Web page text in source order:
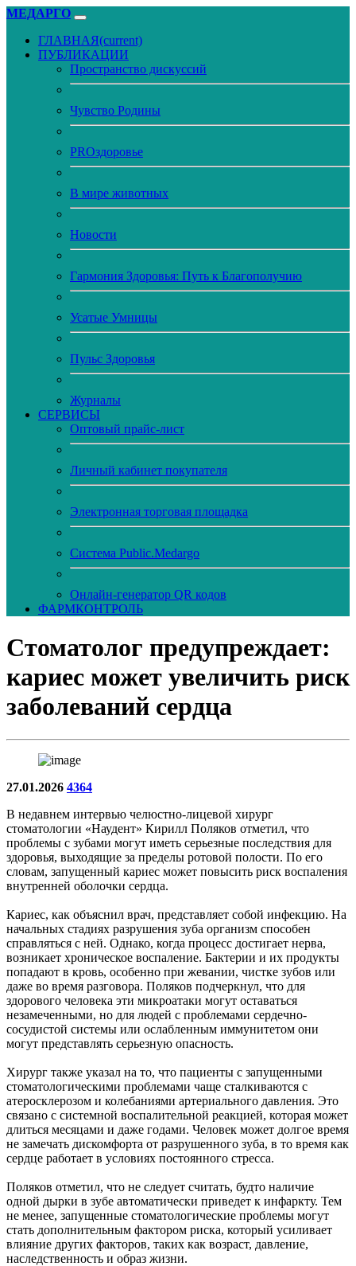
МЕДАРГО
ГЛАВНАЯ(current)
ПУБЛИКАЦИИ
Пространство дискуссий
Чувство Родины
PROздоровье
В мире животных
Новости
Гармония Здоровья: Путь к Благополучию
Усатые Умницы
Пульс Здоровья
Журналы
CЕРВИСЫ
Оптовый прайс-лист
Личный кабинет покупателя
Электронная торговая площадка
Система Public.Medargo
Онлайн-генератор QR кодов
ФАРМКОНТРОЛЬ
Стоматолог предупреждает:
кариес может увеличить риск
заболеваний сердца
27.01.2026 4364
В недавнем интервью челюстно-лицевой хирург
стоматологии «Наудент» Кирилл Поляков отметил, что
проблемы с зубами могут иметь серьезные последствия для
здоровья, выходящие за пределы ротовой полости. По его
словам, запущенный кариес может повысить риск воспаления
внутренней оболочки сердца.
Кариес, как объяснил врач, представляет собой инфекцию. На
начальных стадиях разрушения зуба организм способен
справляться с ней. Однако, когда процесс достигает нерва,
возникает хроническое воспаление. Бактерии и их продукты
попадают в кровь, особенно при жевании, чистке зубов или
даже во время разговора. Поляков подчеркнул, что для
здорового человека эти микроатаки могут оставаться
незамеченными, но для людей с проблемами сердечно-
сосудистой системы или ослабленным иммунитетом они
могут представлять серьезную опасность.
Хирург также указал на то, что пациенты с запущенными
стоматологическими проблемами чаще сталкиваются с
атеросклерозом и колебаниями артериального давления. Это
связано с системной воспалительной реакцией, которая может
длиться месяцами и даже годами. Человек может долгое время
не замечать дискомфорта от разрушенного зуба, в то время как
сердце работает в условиях постоянного стресса.
Поляков отметил, что не следует считать, будто наличие
одной дырки в зубе автоматически приведет к инфаркту. Тем
не менее, запущенные стоматологические проблемы могут
стать дополнительным фактором риска, который усиливает
влияние других факторов, таких как возраст, давление,
наследственность и образ жизни.